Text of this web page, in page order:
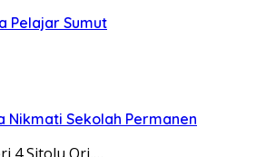
Pelajar Sumut
Nikmati Sekolah Permanen